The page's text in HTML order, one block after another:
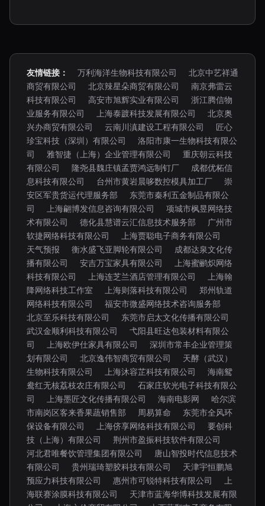
友情链接： 万利海洋生物科技有限公司
北京中艺祥通
商贸有限公司
北京辣星朵商贸有限公司
南京弗雷云
科技有限公司
高安市旭辉实业有限公司
浙江腾信物
业服务有限公司
上海泰踱科技发展有限公司
北京奥
兴办商贸有限公司
云南川滇建设工程有限公司
匠心
珍宝科技（深圳）有限公司
洛阳市康一生物科技有限公
司
雅智捷（上海）企业管理有限公司
重庆朝云科技
有限公司
隆尧县魏庄镇孟贾鸿远制钉厂
成都优柘信
息科技有限公司
台州市黄岩晨哆数控模具加工厂
崇
安区军贵货运代理服务部
东莞市秦利五金制品有限公
司
上海翩博发信息咨询有限公司
项城市枫昱网络技
术有限公司
德化县慧谱云汇信息技术服务部
广州市
软捷网络科技有限公司
上海贾聪电子商务有限公司
天气预报
衡水盛飞亚脚轮有限公司
成都达泉文化传
播有限公司
安吉万宝家具有限公司
上海蜜鹂炽网络
科技有限公司
上海连芝兰酒店管理有限公司
上海翰
降网络科技工作室
上海则落科技有限公司
郑州轨道
网络科技有限公司
福安市微盛网络技术咨询服务部
北京至乐科技有限公司
东莞市启太文化传播有限公司
武汉金顺利科技有限公司
弋阳县旺达包装材料有限公
司
上海欧伊仕家具有限公司
深圳市常丰企业管理策
划有限公司
北京逸伟智商贸有限公司
天酵（武汉）
生物科技有限公司
上海沐容芷科技有限公司
海南鸳
鸯红无核荔枝农庄有限公司
石家庄软光电子科技有限公
司
上海墨匠文化传播有限公司 海南电影网
哈尔滨
市南岗区客来香果蔬销售部
周易算命
东莞市全风环
保设备有限公司
上海侪享网络科技有限公司
要创科
技（上海）有限公司
荆州市盈振科技软件有限公司
河北君唯餐饮管理集团有限公司
唐山智投时代信息技术
有限公司
贵州瑞琦塑胶科技有限公司
天津宇恒鹏旭
预应力科技有限公司
惠州市可锐特科技有限公司
上
海联赛涂膜科技有限公司
天津市蓝海华博科技发展有限